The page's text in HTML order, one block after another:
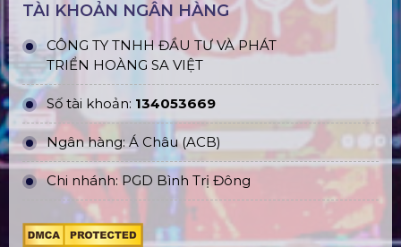
TÀI KHOẢN NGÂN HÀNG
CÔNG TY TNHH ĐẦU TƯ VÀ PHÁT
TRIỂN HOÀNG SA VIỆT
Số tài khoản: 134053669
Ngân hàng: Á Châu (ACB)
Chi nhánh: PGD Bình Trị Đông